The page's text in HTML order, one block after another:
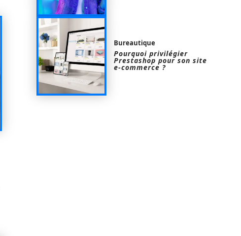
Bureautique
Pourquoi privilégier
Prestashop pour son site
e-commerce ?